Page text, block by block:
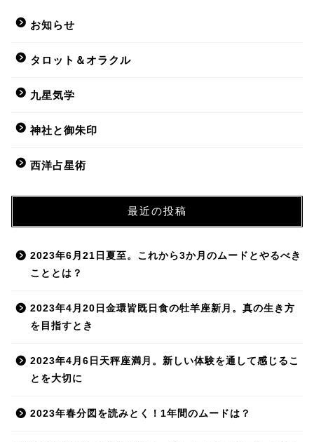
お知らせ
タロット＆オラクル
九星気学
神社と御朱印
西洋占星術
最近の投稿
2023年6月21日夏至。これから3か月のムードとやるべき
こととは？
2023年4月20日金環皆既日食の牡羊座新月。真の生き方
を目指すとき
2023年4月6日天秤座満月。新しい体験を通して感じるこ
とを大切に
2023年春分図を読みとく！1年間のムードは？